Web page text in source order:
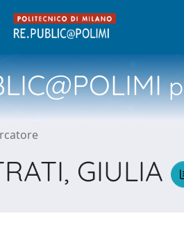
GIULIA